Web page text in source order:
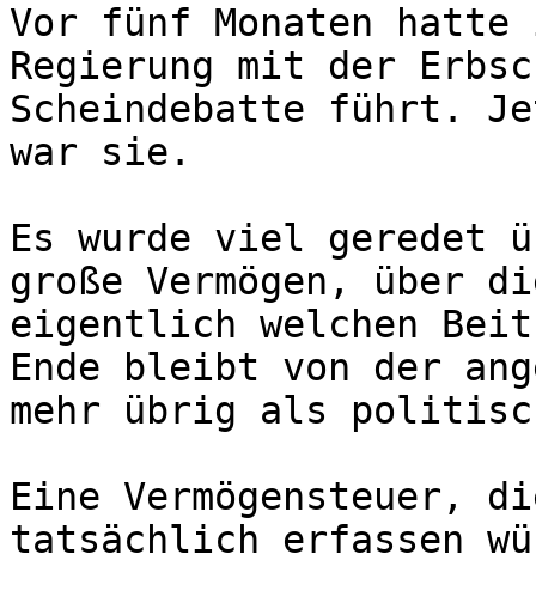
Vor fünf Monaten
Regierung mit der
Scheindebatte führt.
war sie.
Es wurde viel geredet
große Vermögen, über
eigentlich welchen
Ende bleibt von der
mehr übrig als
Eine Vermögensteuer,
tatsächlich erfassen